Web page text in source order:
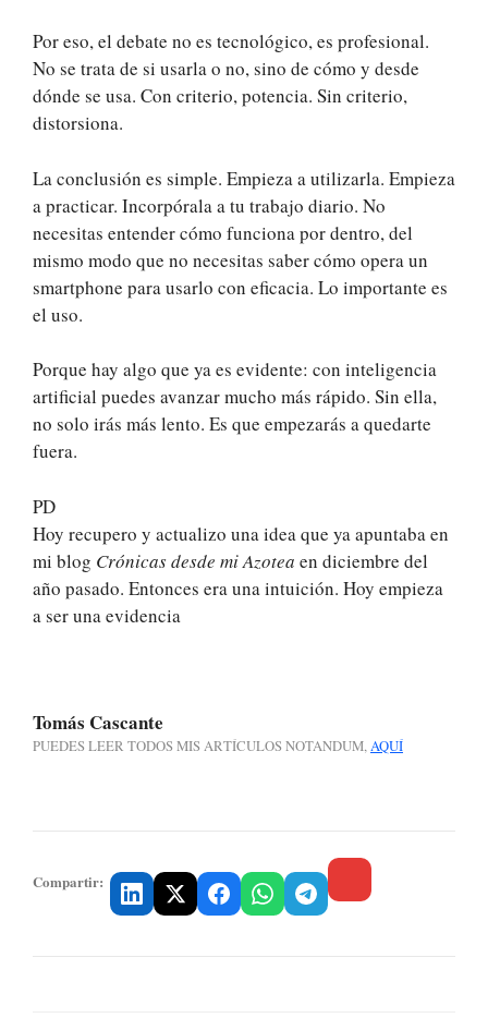
Por eso, el debate no es tecnológico, es profesional.
No se trata de si usarla o no, sino de cómo y desde
dónde se usa. Con criterio, potencia. Sin criterio,
distorsiona.
La conclusión es simple. Empieza a utilizarla. Empieza
a practicar. Incorpórala a tu trabajo diario. No
necesitas entender cómo funciona por dentro, del
mismo modo que no necesitas saber cómo opera un
smartphone para usarlo con eficacia. Lo importante es
el uso.
Porque hay algo que ya es evidente: con inteligencia
artificial puedes avanzar mucho más rápido. Sin ella,
no solo irás más lento. Es que empezarás a quedarte
fuera.
PD
Hoy recupero y actualizo una idea que ya apuntaba en
mi blog Crónicas desde mi Azotea en diciembre del
año pasado. Entonces era una intuición. Hoy empieza
a ser una evidencia
Tomás Cascante
PUEDES LEER TODOS MIS ARTÍCULOS NOTANDUM,AQUÍ
Compartir: